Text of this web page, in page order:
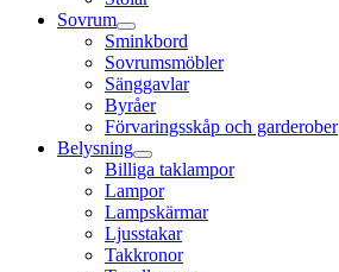
Sovrum
Sminkbord
Sovrumsmöbler
Sänggavlar
Byråer
Förvaringsskåp och garderober
Belysning
Billiga taklampor
Lampor
Lampskärmar
Ljusstakar
Takkronor